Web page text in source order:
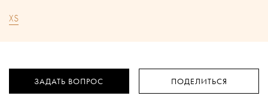
XS
ЗАДАТЬ ВОПРОС ПОДЕЛИТЬСЯ